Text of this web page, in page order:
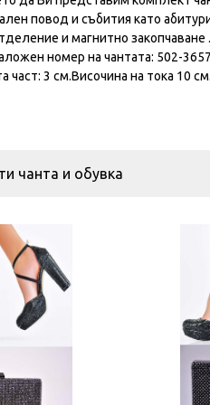
повод и събития като
и магнитно закопчаване
номер на чантата: 502-
част: 3 см.Височина на тока 10
чанта и обувка